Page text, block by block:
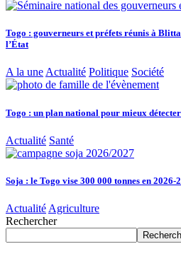
Togo : gouverneurs et préfets réunis à
l’État
A la uneActualité Politique Société
Togo : un plan national pour mieux
Actualité Santé
Soja : le Togo vise 300 000 tonnes en 2026-
Actualité Agriculture
Rechercher